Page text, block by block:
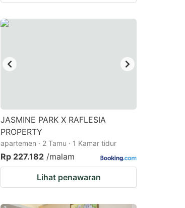
JASMINE PARK X RAFLESIA
PROPERTY
apartemen · 2 Tamu · 1 Kamar tidur
Rp 227.182 /malam
Lihat penawaran